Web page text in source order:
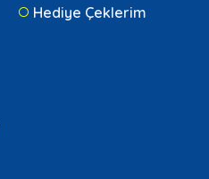
Hediye Çeklerim